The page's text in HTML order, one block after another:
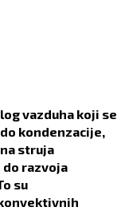
vazduha koji se
kondenzacije,
struja
do razvoja
su